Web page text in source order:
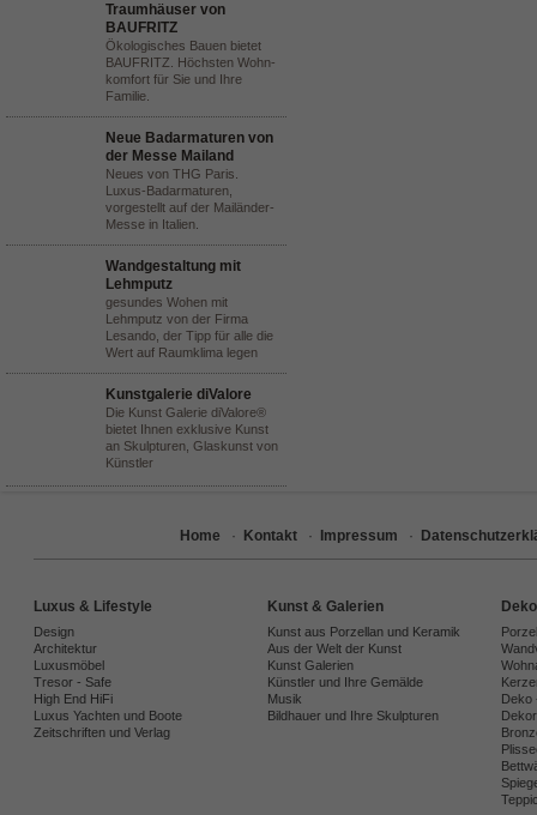
Traumhäuser von
BAUFRITZ
Ökologisches Bauen bietet
BAUFRITZ. Höchsten Wohn-
komfort für Sie und Ihre
Familie.
Neue Badarmaturen von
der Messe Mailand
Neues von THG Paris.
Luxus-Badarmaturen,
vorgestellt auf der Mailänder-
Messe in Italien.
Wandgestaltung mit
Lehmputz
gesundes Wohen mit
Lehmputz von der Firma
Lesando, der Tipp für alle die
Wert auf Raumklima legen
Kunstgalerie diValore
Die Kunst Galerie diValore®
bietet Ihnen exklusive Kunst
an Skulpturen, Glaskunst von
Künstler
Home · Kontakt · Impressum ·
Luxus & Lifestyle
Design
Architektur
Luxusmöbel
Tresor - Safe
High End HiFi
Luxus Yachten und Boote
Zeitschriften und Verlag
Kunst & Galerien
Kunst aus Porzellan und Keramik
Aus der Welt der Kunst
Kunst Galerien
Künstler und Ihre Gemälde
Musik
Bildhauer und Ihre Skulpturen
Deko